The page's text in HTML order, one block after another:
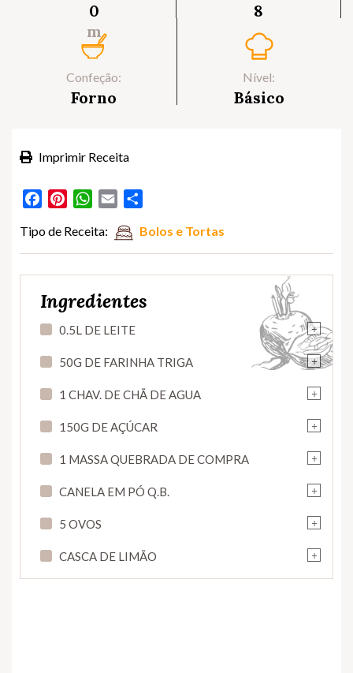
0
m
8
Confeção:
Forno
Nível:
Básico
Imprimir Receita
FacebookPinterestWhatsApp
Email
Tipo de Receita: Bolos e Tortas
Ingredientes
+
0.5L DE LEITE
+
50G DE FARINHA TRIGA
+
1 CHAV. DE CHÃ DE AGUA
+
150G DE AÇÚCAR
+
1 MASSA QUEBRADA DE COMPRA
+
CANELA EM PÓ Q.B.
+
5 OVOS
+
CASCA DE LIMÃO